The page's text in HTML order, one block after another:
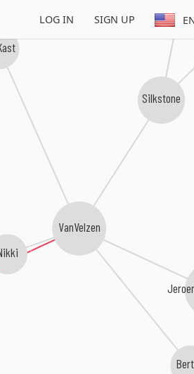
LOG IN SIGN UP
VanVelzen
Silkstone